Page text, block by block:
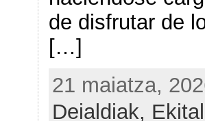
de disfrutar de
[…]
21 maiatza,
Deialdiak,